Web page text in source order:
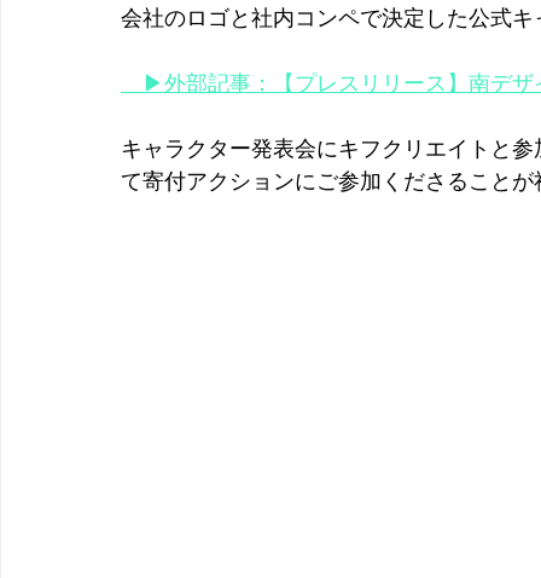
会社のロゴと社内コンペで決定した公式キ
▶外部記事：【プレスリリース】南デザ
キャラクター発表会にキフクリエイトと
て寄付アクションにご参加くださること